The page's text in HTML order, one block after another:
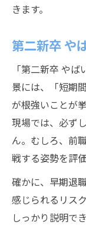
きます。
第二新卒 や
「第二新卒 や
景には、「短期
が根強いことが
現場では、必ず
ん。むしろ、前
戦する姿勢を評
確かに、早期退
感じられるリス
しっかり説明で